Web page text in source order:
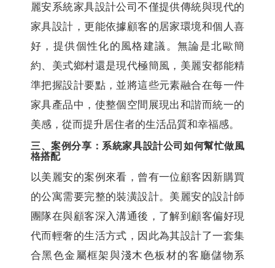
麗安系統家具設計公司不僅提供傳統與現代的
家具設計，更能依據顧客的居家環境和個人喜
好，提供個性化的風格建議。無論是北歐簡
約、美式鄉村還是現代極簡風，美麗安都能精
準把握設計要點，並將這些元素融合在每一件
家具產品中，使整個空間展現出和諧而統一的
美感，從而提升居住者的生活品質和幸福感。
三、案例分享：系統家具設計公司如何幫忙做風
格搭配
以美麗安的案例來看，曾有一位顧客因新購買
的公寓需要完整的裝潢設計。美麗安的設計師
團隊在與顧客深入溝通後，了解到顧客偏好現
代而輕奢的生活方式，因此為其設計了一套集
合黑色金屬框架與淺木色板材的客廳儲物系